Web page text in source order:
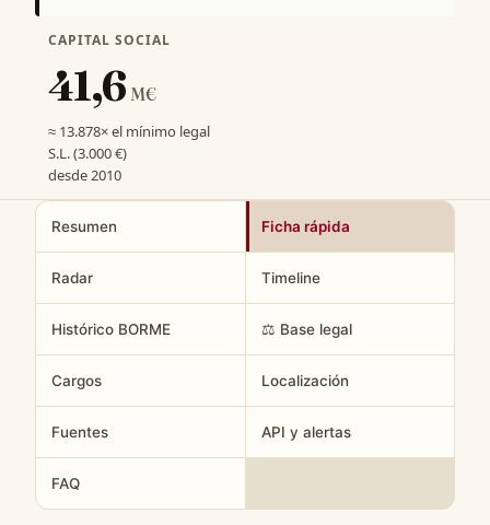
CAPITAL SOCIAL
41,6 M€
≈ 13.878× el mínimo legal
S.L. (3.000 €)
desde 2010
Resumen Ficha rápida
Radar Timeline
Histórico BORME ⚖️ Base legal
Cargos Localización
Fuentes API y alertas
FAQ